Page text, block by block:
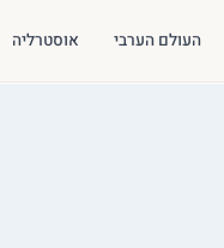
העולם הערבי אוסטרליה